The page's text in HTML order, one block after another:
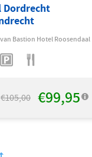
Dordrecht
Bastion Hotel Roosendaal
€105,00 €99,95